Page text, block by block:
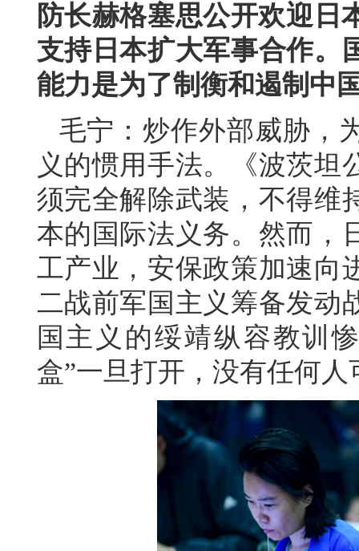
防长赫格塞思公开欢迎日
支持日本扩大军事合作。
能力是为了制衡和遏制中
毛宁：炒作外部威胁，
义的惯用手法。《波茨坦
须完全解除武装，不得维
本的国际法义务。然而，
工产业，安保政策加速向
二战前军国主义筹备发动
国主义的绥靖纵容教训
盒”一旦打开，没有任何